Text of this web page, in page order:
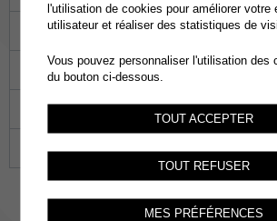
07 08 09 10
14 15 16 17
21 22 23 24
28 29 30 31
l'utilisation de cookies pour améliorer votre
utilisateur et réaliser des statistiques de
Vous pouvez personnaliser l'utilisation des
du bouton ci-dessous.
TOUT ACCEPTER
TOUT REFUSER
MES PRÉFÉRENCES